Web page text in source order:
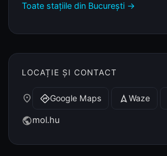
Toate stațiile din București →
LOCAȚIE ȘI CONTACT
place directionsGoogle Maps navigation Waze
publicmol.hu